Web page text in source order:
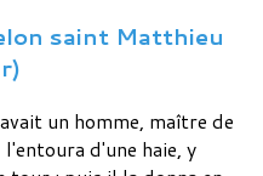
saint Matthieu
un homme, maître de
d'une haie, y